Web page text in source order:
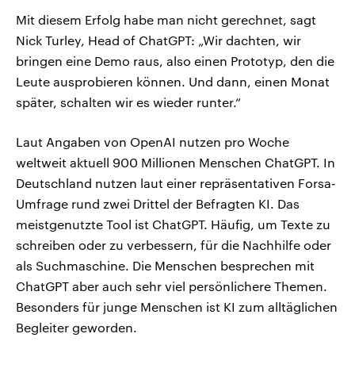
Mit diesem Erfolg habe man nicht gerechnet, sagt
Nick Turley, Head of ChatGPT: „Wir dachten, wir
bringen eine Demo raus, also einen Prototyp, den die
Leute ausprobieren können. Und dann, einen Monat
später, schalten wir es wieder runter.“
Laut Angaben von OpenAI nutzen pro Woche
weltweit aktuell 900 Millionen Menschen ChatGPT. In
Deutschland nutzen laut einer repräsentativen Forsa-
Umfrage rund zwei Drittel der Befragten KI. Das
meistgenutzte Tool ist ChatGPT. Häufig, um Texte zu
schreiben oder zu verbessern, für die Nachhilfe oder
als Suchmaschine. Die Menschen besprechen mit
ChatGPT aber auch sehr viel persönlichere Themen.
Besonders für junge Menschen ist KI zum alltäglichen
Begleiter geworden.